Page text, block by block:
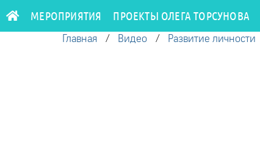
МЕРОПРИЯТИЯ ПРОЕКТЫ ОЛЕГА ТОРСУНОВА
Главная / Видео / Развитие личности